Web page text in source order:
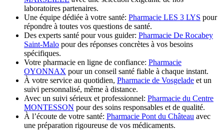
laboratoires partenaires.
Une équipe dédiée à votre santé: Pharmacie LES 3 LYS pour
répondre à toutes vos questions de santé.
Des experts santé pour vous guider: Pharmacie De Rocabey
Saint-Malo pour des réponses concrètes à vos besoins
spécifiques.
Votre pharmacie en ligne de confiance: Pharmacie
OYONNAX pour un conseil santé fiable à chaque instant.
À votre service au quotidien, Pharmacie de Vosgelade et un
suivi personnalisé, même à distance.
Avec un suivi sérieux et professionnel: Pharmacie du Centre
MONTESSON pour des soins responsables et de qualité.
À l’écoute de votre santé: Pharmacie Pont du Château avec
une préparation rigoureuse de vos médicaments.